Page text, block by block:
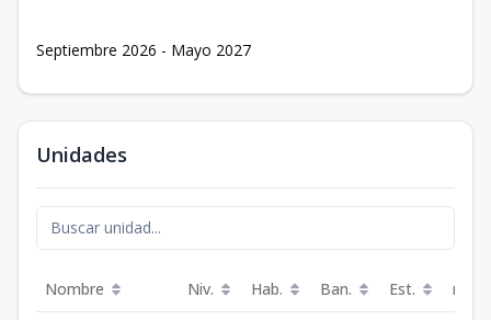
Septiembre 2026 - Mayo 2027
Unidades
Nombre Niv. Hab. Ban. Est. m²